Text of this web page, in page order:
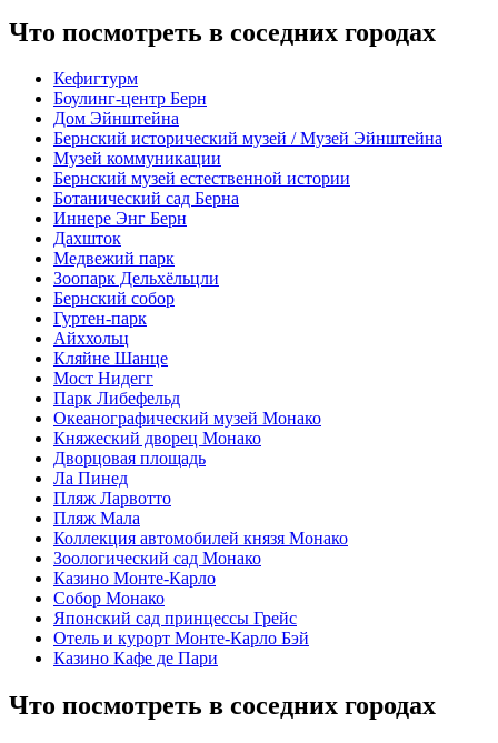
Что посмотреть в соседних городах
Кефигтурм
Боулинг-центр Берн
Дом Эйнштейна
Бернский исторический музей / Музей Эйнштейна
Музей коммуникации
Бернский музей естественной истории
Ботанический сад Берна
Иннере Энг Берн
Дахшток
Медвежий парк
Зоопарк Дельхёльцли
Бернский собор
Гуртен-парк
Айххольц
Кляйне Шанце
Мост Нидегг
Парк Либефельд
Океанографический музей Монако
Княжеский дворец Монако
Дворцовая площадь
Ла Пинед
Пляж Ларвотто
Пляж Мала
Коллекция автомобилей князя Монако
Зоологический сад Монако
Казино Монте-Карло
Собор Монако
Японский сад принцессы Грейс
Отель и курорт Монте-Карло Бэй
Казино Кафе де Пари
Что посмотреть в соседних городах